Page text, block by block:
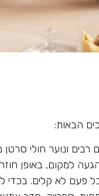
הבאות:
רבים ונוער חולי
למקום, באופן
לא קלים. בכדי